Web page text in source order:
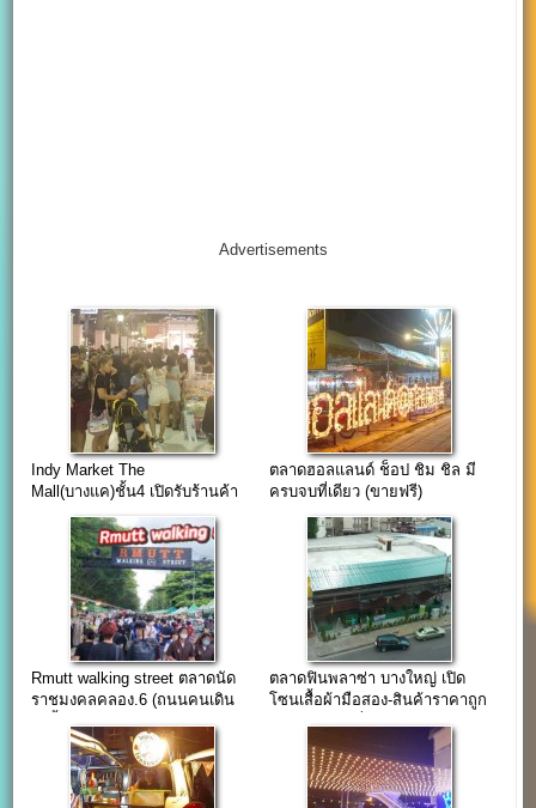
Advertisements
Indy Market The
Mall(บางแค)ชั้น4 เปิดรับร้านค้า
ตลาดฮอลแลนด์ ช็อป ชิม ชิล มี
ครบจบที่เดียว (ขายฟรี)
Rmutt walking street ตลาดนัด
ราชมงคลคลอง.6 (ถนนคนเดิน
ตลาดฟินพลาซ่า บางใหญ่ เปิด
โซนเสื้อผ้ามือสอง-สินค้าราคาถูก